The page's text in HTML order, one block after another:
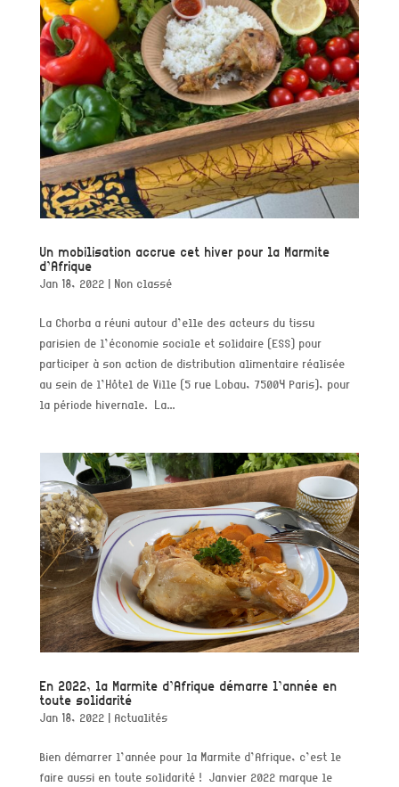
Un mobilisation accrue cet hiver pour la Marmite
d’Afrique
Jan 18, 2022 | Non classé
La Chorba a réuni autour d’elle des acteurs du tissu
parisien de l’économie sociale et solidaire (ESS) pour
participer à son action de distribution alimentaire réalisée
au sein de l’Hôtel de Ville (5 rue Lobau, 75004 Paris), pour
la période hivernale. La...
En 2022, la Marmite d’Afrique démarre l’année en
toute solidarité
Jan 18, 2022 | Actualités
Bien démarrer l’année pour la Marmite d’Afrique, c’est le
faire aussi en toute solidarité ! Janvier 2022 marque le